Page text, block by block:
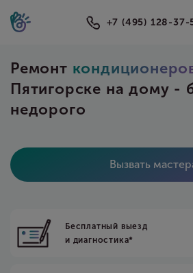
+7 (495) 128-37-
Ремонт
Пятигорске на дому -
недорого
Вызвать
Бесплатный выезд
и диагностика*